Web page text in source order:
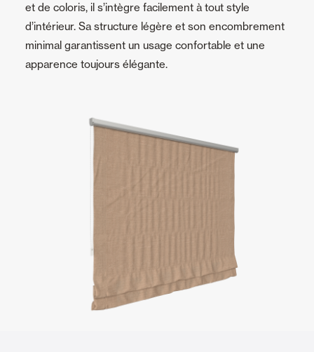
et de coloris, il s’intègre facilement à tout style
d’intérieur. Sa structure légère et son encombrement
minimal garantissent un usage confortable et une
apparence toujours élégante.